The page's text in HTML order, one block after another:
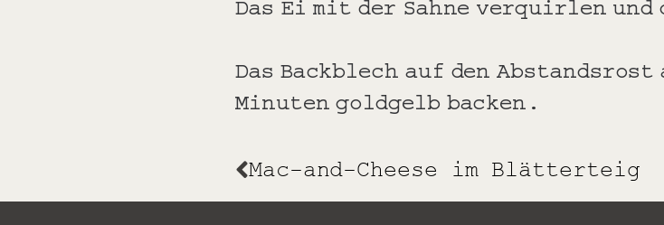
Das Ei mit der Sahne verquirlen
Das Backblech auf den
Minuten goldgelb backen.
Mac-and-Cheese im Blätterteig